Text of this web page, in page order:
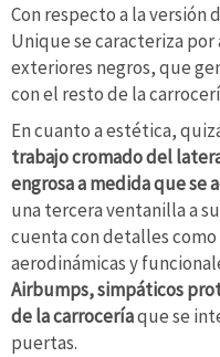
Con respecto a la versión
Unique se caracteriza
exteriores negros, que
con el resto de la
En cuanto a estética,
trabajo cromado del
engrosa a medida que se
una tercera ventanilla a
cuenta con detalles como
aerodinámicas y
Airbumps, simpáticos
de la carroceríaque se
puertas.